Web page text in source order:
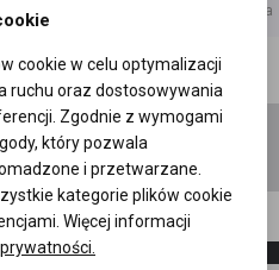
reklama
Filtr wyszukiwań
l.)
cookie w celu optymalizacji
ruchu oraz dostosowywania
Zgodnie z wymogami
który pozwala
i przetwarzane.
kategorie plików cookie
Więcej informacji